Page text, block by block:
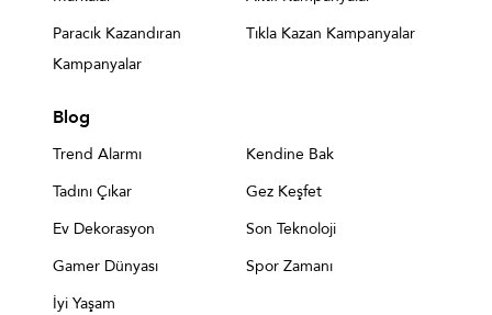
Paracık Kazandıran
Kampanyalar
Tıkla Kazan Kampanyalar
Blog
Trend Alarmı
Kendine Bak
Tadını Çıkar
Gez Keşfet
Ev Dekorasyon
Son Teknoloji
Gamer Dünyası
Spor Zamanı
İyi Yaşam